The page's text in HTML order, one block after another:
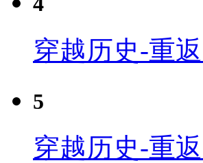
穿越历史-重
5
穿越历史-重